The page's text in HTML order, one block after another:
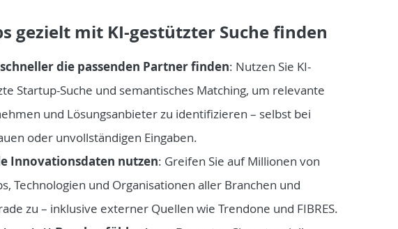
gezielt mit KI-gestützter Suche finden
die passenden Partner finden: Nutzen Sie KI-
Startup-Suche und semantisches Matching, um relevante
und Lösungsanbieter zu identifizieren – selbst bei
oder unvollständigen Eingaben.
Innovationsdaten nutzen: Greifen Sie auf Millionen von
Technologien und Organisationen aller Branchen und
zu – inklusive externer Quellen wie Trendone und FIBRES.